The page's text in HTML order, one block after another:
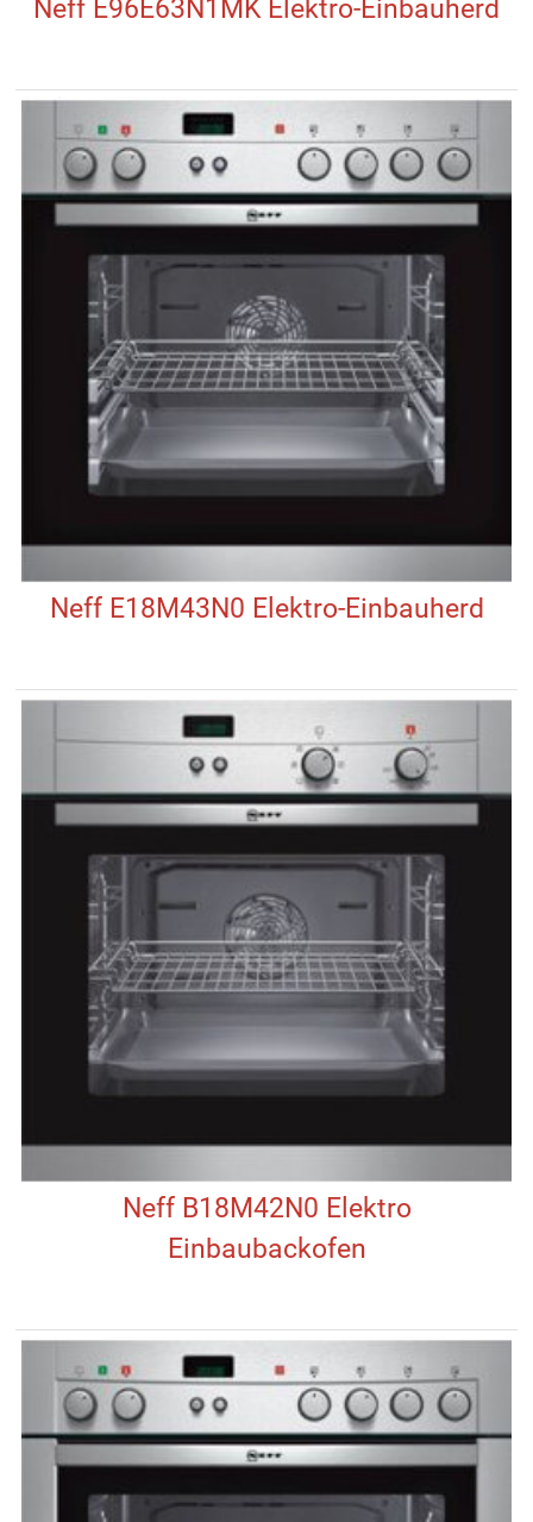
Neff E96E63N1MK Elektro-Einbauherd
Neff E18M43N0 Elektro-Einbauherd
Neff B18M42N0 Elektro
Einbaubackofen